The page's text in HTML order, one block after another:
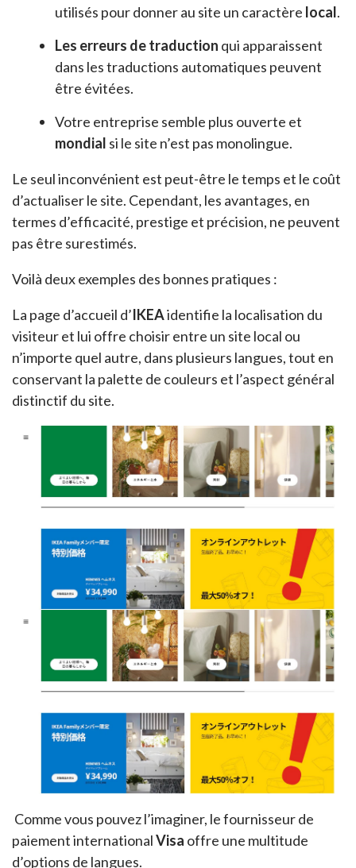
utilisés pour donner au site un caractère local.
Les erreurs de traduction qui apparaissent
dans les traductions automatiques peuvent
être évitées.
Votre entreprise semble plus ouverte et
mondial si le site n’est pas monolingue.
Le seul inconvénient est peut-être le temps et le coût
d’actualiser le site. Cependant, les avantages, en
termes d’efficacité, prestige et précision, ne peuvent
pas être surestimés.
Voilà deux exemples des bonnes pratiques :
La page d’accueil d’IKEAidentifie la localisation du
visiteur et lui offre choisir entre un site local ou
n’importe quel autre, dans plusieurs langues, tout en
conservant la palette de couleurs et l’aspect général
distinctif du site.
Comme vous pouvez l’imaginer, le fournisseur de
paiement internationalVisa offre une multitude
d’options de langues.